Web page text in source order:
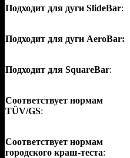
Подходит для дуги SlideBar:
Подходит для дуги AeroBar:
Подходит для SquareBar:
Соответствует нормам
TÜV/GS:
Соответствует нормам
городского краш-теста: